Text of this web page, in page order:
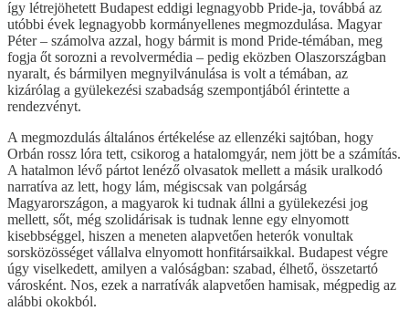
így létrejöhetett Budapest eddigi legnagyobb Pride-ja, továbbá az
utóbbi évek legnagyobb kormányellenes megmozdulása. Magyar
Péter – számolva azzal, hogy bármit is mond Pride-témában, meg
fogja őt sorozni a revolvermédia – pedig eközben Olaszországban
nyaralt, és bármilyen megnyilvánulása is volt a témában, az
kizárólag a gyülekezési szabadság szempontjából érintette a
rendezvényt.
A megmozdulás általános értékelése az ellenzéki sajtóban, hogy
Orbán rossz lóra tett, csikorog a hatalomgyár, nem jött be a számítás.
A hatalmon lévő pártot lenéző olvasatok mellett a másik uralkodó
narratíva az lett, hogy lám, mégiscsak van polgárság
Magyarországon, a magyarok ki tudnak állni a gyülekezési jog
mellett, sőt, még szolidárisak is tudnak lenne egy elnyomott
kisebbséggel, hiszen a meneten alapvetően heterók vonultak
sorsközösséget vállalva elnyomott honfitársaikkal. Budapest végre
úgy viselkedett, amilyen a valóságban: szabad, élhető, összetartó
városként. Nos, ezek a narratívák alapvetően hamisak, mégpedig az
alábbi okokból.